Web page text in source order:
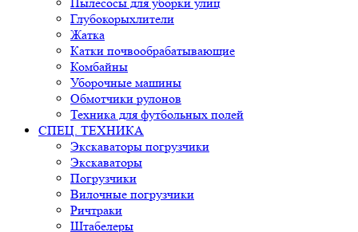
Глубокорыхлители
Жатка
Катки почвообрабатывающие
Комбайны
Уборочные машины
Обмотчики рулонов
Техника для футбольных полей
СПЕЦ. ТЕХНИКА
Экскаваторы погрузчики
Экскаваторы
Погрузчики
Вилочные погрузчики
Ричтраки
Штабелеры